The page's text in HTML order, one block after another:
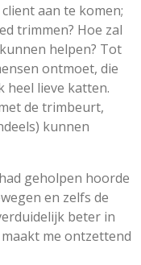
aan te komen;
trimmen? Hoe zal
helpen? Tot
ontmoet, die
heel lieve katten.
de trimbeurt,
kunnen
geholpen hoorde
en zelfs de
beter in
me ontzettend